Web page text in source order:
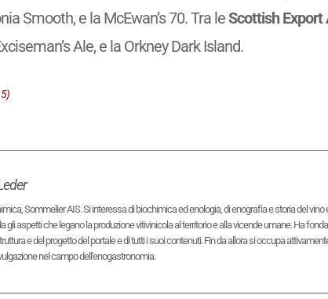
Smooth, e la McEwan’s 70. Tra leScottish Export
Ale, e la Orkney Dark Island.
Sommelier AIS. Si interessa di biochimica ed enologia, di enografia e storia del vino
gli aspetti che legano la produzione vitivinicola al territorio e alla vicende umane. Ha
e del progetto del portale e di tutti i suoi contenuti. Fin da allora si occupa
nel campo dell'enogastronomia.